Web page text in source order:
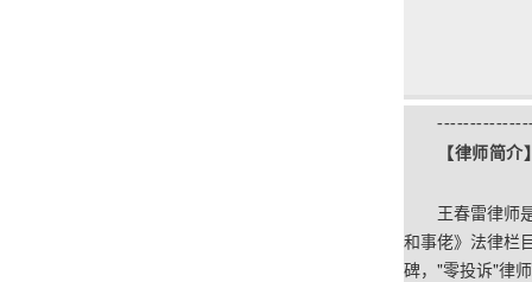
【律师简介
王春雷律师
和事佬》法律栏
碑， "零投诉"律